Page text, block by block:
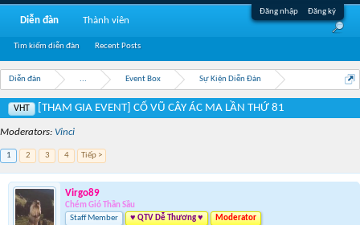
Đăng nhập Đăng ký
Diễn đàn ... Event Box Sự Kiện Diễn Đàn
VHT [THAM GIA EVENT] CỔ VŨ CÂY ÁC MA LẦN THỨ 81
Moderators: Vinci
1 2 3 4 Tiếp >
Virgo89
Chém Gió Thần Sầu
Staff Member
♥ QTV Dễ Thương ♥ Moderator
Diễn đàn
Tìm kiếm diễn đàn Recent Posts
Thành viên